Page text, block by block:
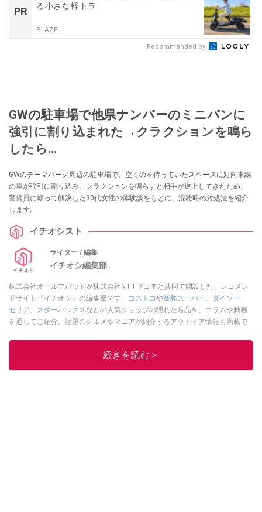
PR
る小さな軽トラ
BLAZE
Recommended by
GWの駐車場で他県ナンバーのミニバンに
強引に割り込まれた→クラクションを鳴ら
したら…
GWのテーマパーク周辺の駐車場で、空くのを待っていたスペースに対向車線
の車が強引に割り込み。クラクションを鳴らすと相手が逆上してきたため、
警備員に頼って解決した30代女性の体験談をもとに、混雑時の対処法を紹介
します。
イチオシスト
ライター / 編集
イチオシ編集部
株式会社オールアバウトが株式会社NTTドコモと共同で開設した、レコメン
ドサイト『イチオシ』の編集部です。
コストコや業務スーパー、 ダイソー、
セリア、 スターバックスなどの人気ショップの隠れた名品を、コラムや動画
を通してご紹介。話題のグルメやマニアが紹介するアウトドア情報も満載で
レビューしています。毎日トレンド情報をお届けしているので、ぜひ
してください！続きを読む＞